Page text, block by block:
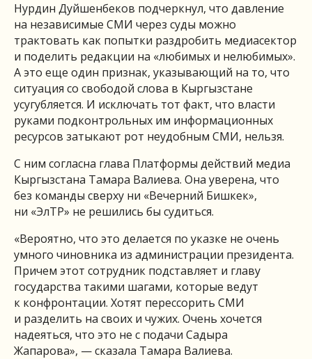
Нурдин Дуйшенбеков подчеркнул, что давление
на независимые СМИ через суды можно
трактовать как попытки раздробить медиасектор
и поделить редакции на «любимых и нелюбимых».
А это еще один признак, указывающий на то, что
ситуация со свободой слова в Кыргызстане
усугубляется. И исключать тот факт, что власти
руками подконтрольных им информационных
ресурсов затыкают рот неудобным СМИ, нельзя.
С ним согласна глава Платформы действий медиа
Кыргызстана Тамара Валиева. Она уверена, что
без команды сверху ни «Вечерний Бишкек»,
ни «ЭлТР» не решились бы судиться.
«Вероятно, что это делается по указке не очень
умного чиновника из администрации президента.
Причем этот сотрудник подставляет и главу
государства такими шагами, которые ведут
к конфронтации. Хотят перессорить СМИ
и разделить на своих и чужих. Очень хочется
надеяться, что это не с подачи Садыра
Жапарова», — сказала Тамара Валиева.